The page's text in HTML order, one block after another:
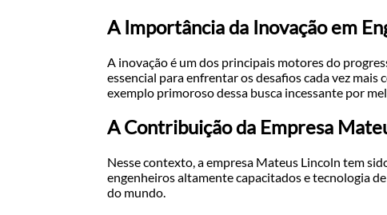
A Importância da Inovação em
A inovação é um dos principais motores do
essencial para enfrentar os desafios cada vez
exemplo primoroso dessa busca incessante por
A Contribuição da Empresa
Nesse contexto, a empresa Mateus Lincoln tem
engenheiros altamente capacitados e tecnologia
do mundo.